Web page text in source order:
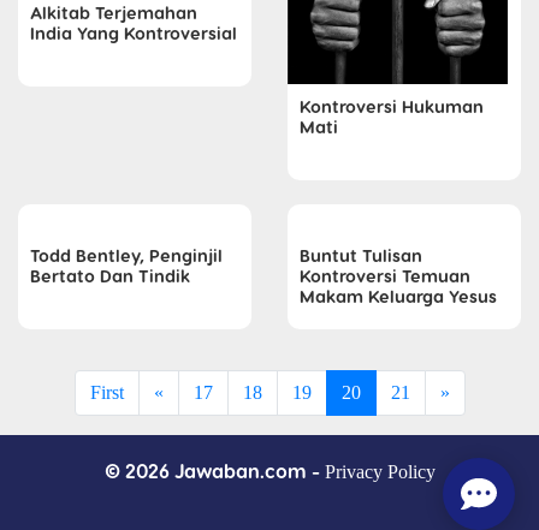
Alkitab Terjemahan
India Yang Kontroversial
Kontroversi Hukuman
Mati
Todd Bentley, Penginjil
Bertato Dan Tindik
Buntut Tulisan
Kontroversi Temuan
Makam Keluarga Yesus
First « 17 18 19 20 21 »
© 2026 Jawaban.com - Privacy Policy